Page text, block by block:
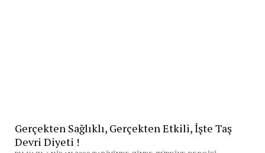
Gerçekten Sağlıklı, Gerçekten Etkili, İşte Taş
Devri Diyeti !